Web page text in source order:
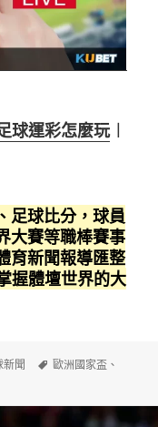
球運彩怎麼玩︱
足球比分，球員
大賽等職棒賽事
育新聞報導匯整
握體壇世界的大
新聞
標
歐洲國家盃 、